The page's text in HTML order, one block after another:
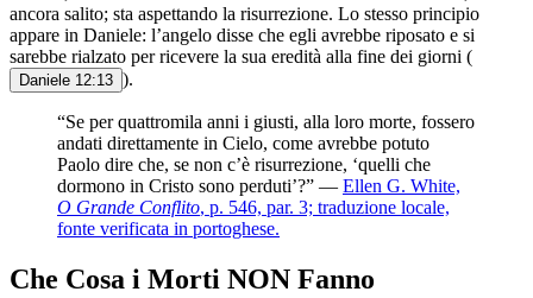
ancora salito; sta aspettando la risurrezione. Lo stesso principio
appare in Daniele: l’angelo disse che egli avrebbe riposato e si
sarebbe rialzato per ricevere la sua eredità alla fine dei giorni (
Daniele 12:13 ).
“Se per quattromila anni i giusti, alla loro morte, fossero
andati direttamente in Cielo, come avrebbe potuto
Paolo dire che, se non c’è risurrezione, ‘quelli che
dormono in Cristo sono perduti’?” — Ellen G. White,
O Grande Conflito, p. 546, par. 3; traduzione locale,
fonte verificata in portoghese.
Che Cosa i Morti NON Fanno